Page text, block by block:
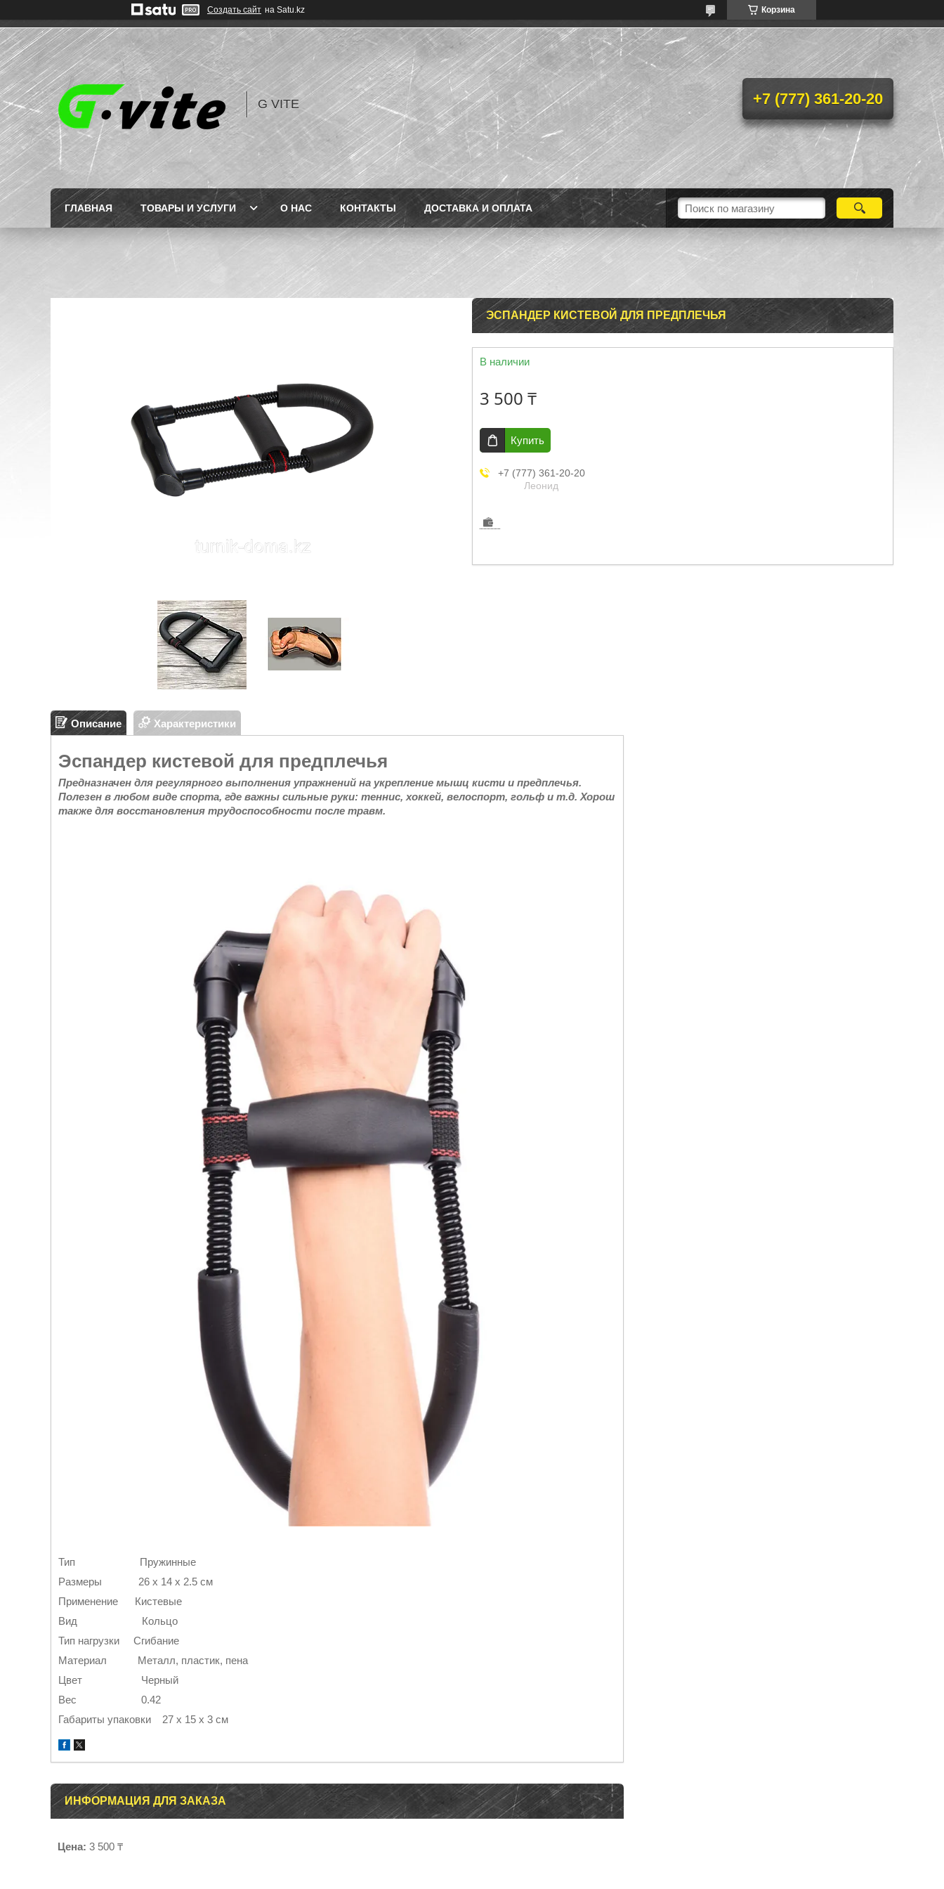
Создать сайт на Satu.kz Корзина
G VITE +7 (777) 361-20-20
ГЛАВНАЯ ТОВАРЫ И УСЛУГИ О НАС КОНТАКТЫ ДОСТАВКА И ОПЛАТА
ЭСПАНДЕР КИСТЕВОЙ ДЛЯ ПРЕДПЛЕЧЬЯ
В наличии
3 500 ₸
Купить
+7 (777) 361-20-20
Леонид
Описание Характеристики
Эспандер кистевой для предплечья
Предназначен для регулярного выполнения упражнений на укрепление мышц кисти и предплечья.
Полезен в любом виде спорта, где важны сильные руки: теннис, хоккей, велоспорт, гольф и т.д. Хорош
также для восстановления трудоспособности после травм.
Тип Пружинные
Размеры 26 х 14 х 2.5 см
Применение Кистевые
Вид Кольцо
Тип нагрузки Сгибание
Материал Металл, пластик, пена
Цвет Черный
Вес 0.42
Габариты упаковки 27 х 15 х 3 см
ИНФОРМАЦИЯ ДЛЯ ЗАКАЗА
Цена: 3 500 ₸